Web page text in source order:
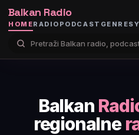
Balkan Radio
HOMERADIO PODCAST GENRES
Balkan
regionalne